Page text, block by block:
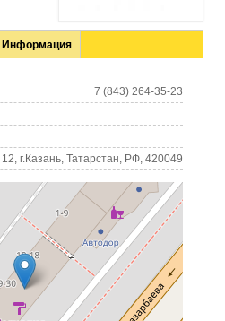
Информация
+7 (843) 264-35-23
г.Казань, Татарстан, РФ, 420049